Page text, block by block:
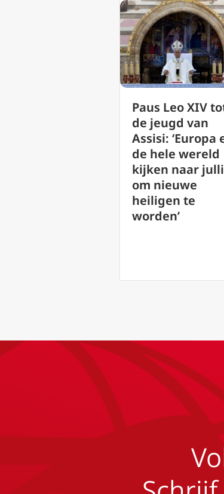
Paus tot
Wereldcongres
SIGNIS:
digitale
communicatie
die de
menselijke
waardigheid